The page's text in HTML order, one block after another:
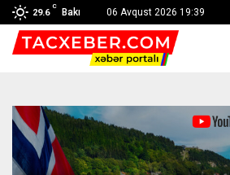
29.6
C
Bakı 06 Avqust 2026 19:39